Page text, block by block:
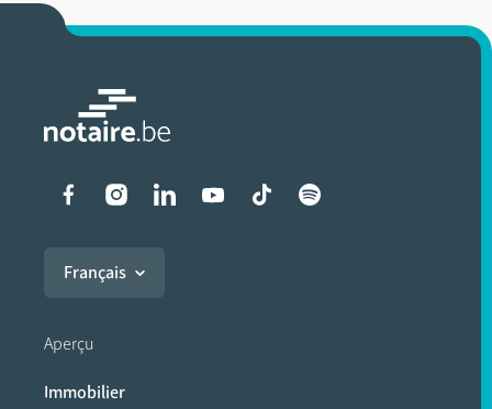
Liens vers les réseaux
Français
Aperçu
Immobilier